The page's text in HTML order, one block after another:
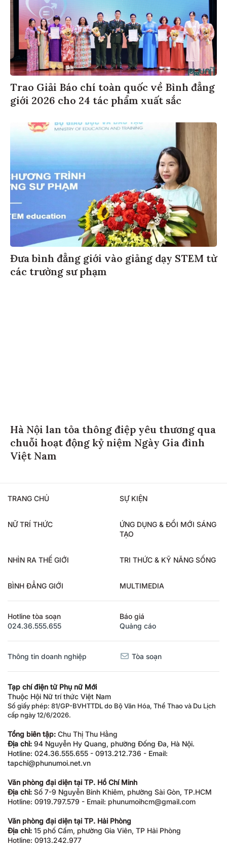
Trao Giải Báo chí toàn quốc về Bình đẳng
giới 2026 cho 24 tác phẩm xuất sắc
Đưa bình đẳng giới vào giảng dạy STEM từ
các trường sư phạm
Hà Nội lan tỏa thông điệp yêu thương qua
chuỗi hoạt động kỷ niệm Ngày Gia đình
Việt Nam
TRANG CHỦ SỰ KIỆN
NỮ TRÍ THỨC
ỨNG DỤNG & ĐỔI MỚI SÁNG
TẠO
NHÌN RA THẾ GIỚI TRI THỨC & KỸ NĂNG SỐNG
BÌNH ĐẲNG GIỚI MULTIMEDIA
Hotline tòa soạn
024.36.555.655
Báo giá
Quảng cáo
Thông tin doanh nghiệp Tòa soạn
Tạp chí điện tử Phụ nữ Mới
Thuộc Hội Nữ trí thức Việt Nam
Số giấy phép: 81/GP-BVHTTDL do Bộ Văn Hóa, Thể Thao và Du Lịch
cấp ngày 12/6/2026.
Tổng biên tập: Chu Thị Thu Hằng
Địa chỉ: 94 Nguyễn Hy Quang, phường Đống Đa, Hà Nội.
Hotline: 024.36.555.655 - 0913.212.736 - Email:
tapchi@phunumoi.net.vn
Văn phòng đại diện tại TP. Hồ Chí Minh
Địa chỉ: Số 7-9 Nguyễn Bỉnh Khiêm, phường Sài Gòn, TP.HCM
Hotline: 0919.797.579 - Email: phunumoihcm@gmail.com
Văn phòng đại diện tại TP. Hải Phòng
Địa chỉ: 15 phố Cấm, phường Gia Viên, TP Hải Phòng
Hotline: 0913.242.977